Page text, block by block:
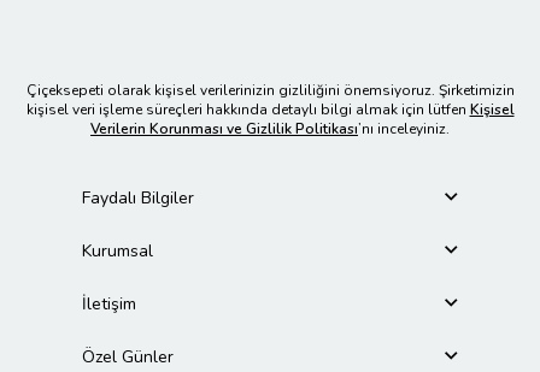
Çiçeksepeti olarak kişisel verilerinizin gizliliğini önemsiyoruz. Şirketimizin
kişisel veri işleme süreçleri hakkında detaylı bilgi almak için lütfen Kişisel
Verilerin Korunması ve Gizlilik Politikası’nı inceleyiniz.
Faydalı Bilgiler
Kurumsal
İletişim
Özel Günler